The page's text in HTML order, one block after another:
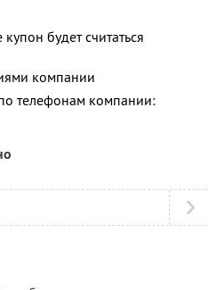
будет считаться
компании
телефонам компании: